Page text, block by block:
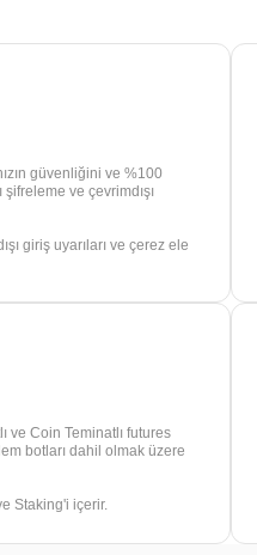
güvenliğini ve %100
ve çevrimdışı
giriş uyarıları ve çerez ele
ve Coin Teminatlı futures
botları dahil olmak üzere
Staking'i içerir.